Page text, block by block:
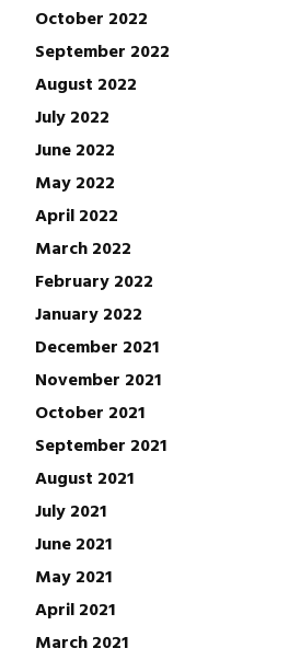
October 2022
September 2022
August 2022
July 2022
June 2022
May 2022
April 2022
March 2022
February 2022
January 2022
December 2021
November 2021
October 2021
September 2021
August 2021
July 2021
June 2021
May 2021
April 2021
March 2021